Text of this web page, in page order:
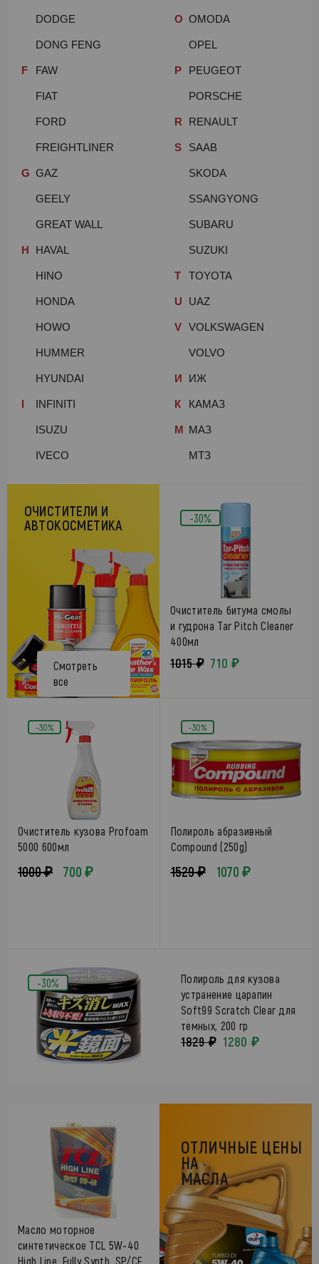
DODGE
DONG FENG
F FAW
FIAT
FORD
FREIGHTLINER
G GAZ
GEELY
GREAT WALL
H HAVAL
HINO
HONDA
HOWO
HUMMER
HYUNDAI
I INFINITI
ISUZU
IVECO
O OMODA
OPEL
P PEUGEOT
PORSCHE
R RENAULT
S SAAB
SKODA
SSANGYONG
SUBARU
SUZUKI
T TOYOTA
U UAZ
V VOLKSWAGEN
VOLVO
И ИЖ
К КАМАЗ
М МАЗ
МТЗ
ОЧИСТИТЕЛИ И
АВТОКОСМЕТИКА
Смотреть
все
-30%
Очиститель битума смолы
и гудрона Tar Pitch Cleaner
400мл
1015 ₽ 710 ₽
-30%
Очиститель кузова Profoam
5000 600мл
1000 ₽ 700 ₽
-30%
Полироль абразивный
Compound (250g)
1529 ₽ 1070 ₽
-30%
Полироль для кузова
устранение царапин
Soft99 Scratch Clear для
темных, 200 гр
1829 ₽ 1280 ₽
Масло моторное
синтетическое TCL 5W-40
High Line, Fully Synth, SP/CF,
ОТЛИЧНЫЕ ЦЕНЫ
НА
МАСЛА